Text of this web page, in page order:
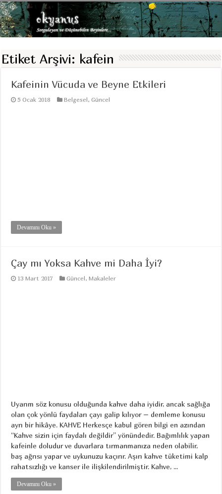
Etiket Arşivi: kafein
Kafeinin Vücuda ve Beyne Etkileri
5 Ocak 2018 Belgesel,Güncel
Devamını Oku »
Çay mı Yoksa Kahve mi Daha İyi?
13 Mart 2017 Güncel,Makaleler
Uyarım söz konusu olduğunda kahve daha iyidir, ancak sağlığa
olan çok yönlü faydaları çayı galip kılıyor – demleme konusu
ayrı bir hikâye. KAHVE Herkesçe kabul gören bilgi en azından
“Kahve sizin için faydalı değildir” yönündedir. Bağımlılık yapan
kafeinle doludur ve duvarlara tırmanmanıza neden olabilir,
baş ağrısı yapar ve uykunuzu kaçırır. Aşırı kahve tüketimi kalp
rahatsızlığı ve kanser ile ilişkilendirilmiştir. Kahve, ...
Devamını Oku »